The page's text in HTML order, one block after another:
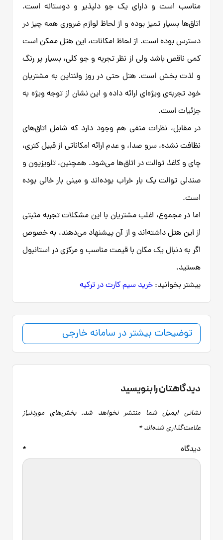
مناسب است و دارای یک جو دلپذیر و دوستانه است.
اتاق‌ها بسیار تمیز بوده و از لحاظ لوازم ضروری همه چیز در
دسترس بوده است. از لحاظ امکانات، این هتل ممکن است
کمی ناقص باشد ولی از نظر تجربه و جو کلی، بسیار پر رنگ
و لذت بخش است. هتل حتی در روز ولنتاین به مشتریان
خود تجربه‌ی ویژه‌ای ارائه داده و این نشان از توجه ویژه به
جزئیات است.
در مقابل، نظرات منفی هم وجود دارد که شامل اتاق‌های
نظافت نشده، سرو صدا، و عدم ارائه امکاناتی از قبیل کتری،
چای و کاغذ توالت در اتاق‌ها می‌شود. همچنین، تلویزیون و
صندلی توالت یک بار خراب بوده‌اند و مینی بار خالی بوده
است.
اما در مجموع، اغلب مشتریان با این مشکلات تجربه مثبتی
از این هتل داشته‌اند و از آن پیشنهاد می‌دهند، به خصوص
اگر به دنبال یک مکان با قیمت مناسب و مرکزی در استانبول
هستید.
بیشتر بخوانید: خرید سیم کارت در ترکیه
توضیحات بیشتر در سامانه خارجی
دیدگاهتان را بنویسید
نشانی ایمیل شما منتشر نخواهد شد. بخش‌های موردنیاز
علامت‌گذاری شده‌اند*
دیدگاه *